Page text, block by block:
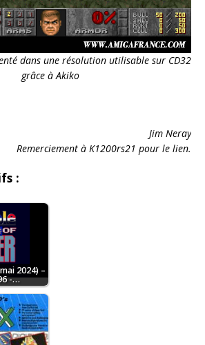
dans une résolution utilisable sur CD32
grâce à Akiko
Jim Neray
Remerciement à K1200rs21 pour le lien.
:
2024) –
-…